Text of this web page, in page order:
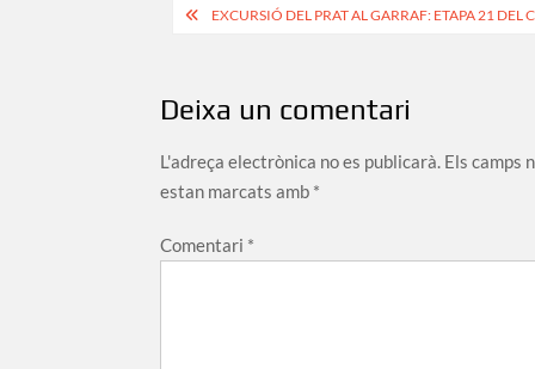
Navegació
EXCURSIÓ DEL PRAT AL GARRAF: ETAPA 21
Deixa un comentari
L'adreça electrònica no es publicarà. Els camps
estan marcats amb *
Comentari *